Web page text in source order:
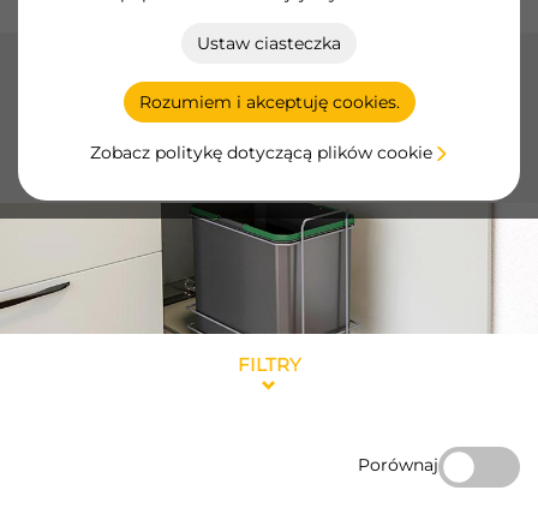
Ustaw ciasteczka
Rozumiem i akceptuję cookies.
Zobacz politykę dotyczącą plików cookie
Pojemniki na śmieci
Kosze na śmieci firmy Emuca optymalizują przestrzeń w
kuchni z opcjami montażu bocznego, dolnego i do
recyklingu, wykonane z trwałych materiałów.
FILTRY
Porównaj